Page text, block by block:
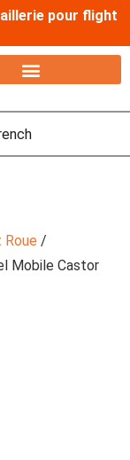
pour flight
/
Mobile Castor